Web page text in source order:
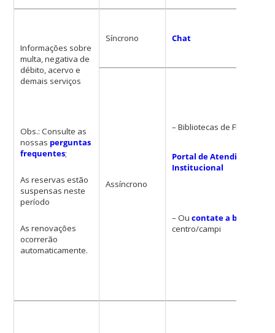
Informações sobre
multa, negativa de
débito, acervo e
demais serviços
Obs.: Consulte as
nossas perguntas
frequentes;
As reservas estão
suspensas neste
período
As renovações
ocorrerão
automaticamente.
Síncrono Chat
Assíncrono
– Bibliotecas de
Portal de Atendimento
Institucional
– Oucontate a biblioteca
centro/campi